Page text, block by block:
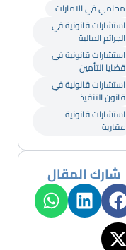
محامي في الامارات
استشارات قانونية في
الجرائم المالية
استشارات قانونية في
قضايا التأمين
استشارات قانونية في
قانون التنفيذ
استشارات قانونية
عقارية
شارك المقال